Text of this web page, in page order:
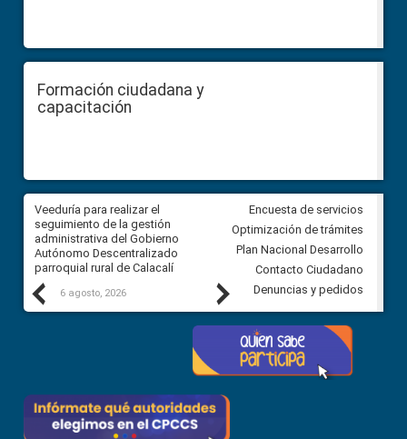
Formación ciudadana y
capacitación
Previous
Veeduría para realizar el
seguimiento de la gestión
administrativa del Gobierno
Autónomo Descentralizado
parroquial rural de Calacalí
6 agosto, 2026
Veeduría para vigilar los
derivados de la Audiencia
comunidad Urbina, parroquia
Carolina
5 agosto, 2026
Next
Encuesta de servicios
Optimización de trámites
Plan Nacional Desarrollo
Contacto Ciudadano
Denuncias y pedidos